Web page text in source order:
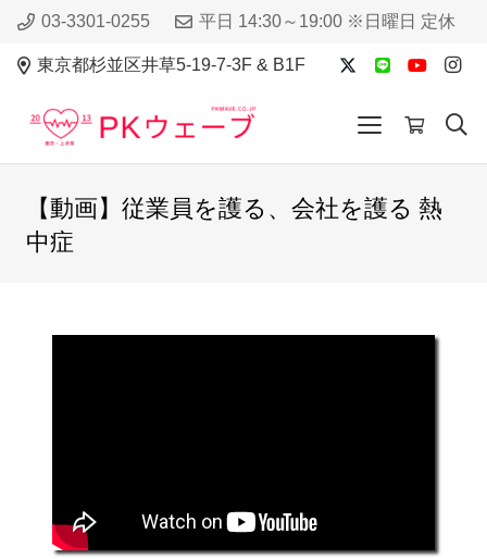
03-3301-0255 平日 14:30～19:00 ※日曜日 定休
東京都杉並区井草5-19-7-3F & B1F
【動画】従業員を護る、会社を護る 熱
中症